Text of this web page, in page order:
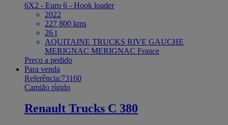
6X2 - Euro 6 - Hook loader
2022
227 800 kms
26 t
AQUITAINE TRUCKS RIVE GAUCHE
MERIGNAC MERIGNAC France
Preço a pedido
Para venda
Referência:73160
Camião rígido
Renault Trucks C 380